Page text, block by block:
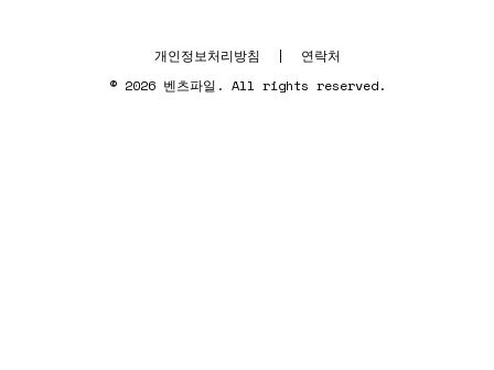
개인정보처리방침 |
연락처
© 2026 벤츠파일. All rights reserved.